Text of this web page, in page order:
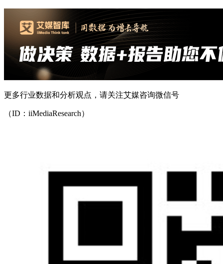
更多行业数据和分析观点，请关注艾媒咨询微信号
（ID：iiMediaResearch）